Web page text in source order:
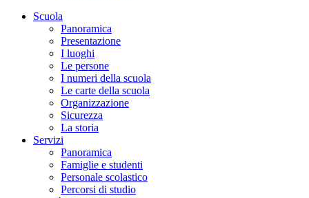
Scuola
Panoramica
Presentazione
I luoghi
Le persone
I numeri della scuola
Le carte della scuola
Organizzazione
Sicurezza
La storia
Servizi
Panoramica
Famiglie e studenti
Personale scolastico
Percorsi di studio